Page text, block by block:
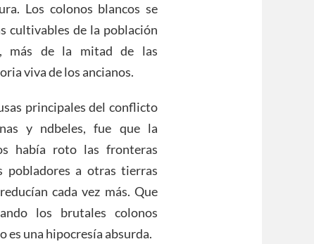
Los colonos blancos se
cultivables de la población
más de la mitad de las
viva de los ancianos.
principales del conflicto
y ndbeles, fue que la
había roto las fronteras
pobladores a otras tierras
cada vez más. Que
los brutales colonos
es una hipocresía absurda.